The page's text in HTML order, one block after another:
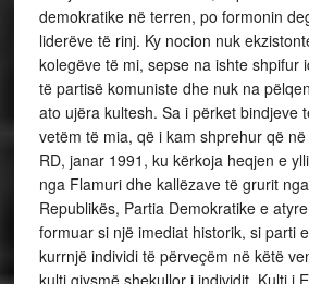
demokratike në terren, po formonin
liderëve të rinj. Ky nocion nuk
kolegëve të mi, sepse na ishte shpifur
të partisë komuniste dhe nuk na
ato ujëra kultesh. Sa i përket bindjeve
vetëm të mia, që i kam shprehur që
RD, janar 1991, ku kërkoja heqjen e
nga Flamuri dhe kallëzave të grurit
Republikës, Partia Demokratike e
formuar si një imediat historik, si parti
kurrnjë individi të përveçëm në këtë
kulti gjysmë shekullor i individit. Kulti i